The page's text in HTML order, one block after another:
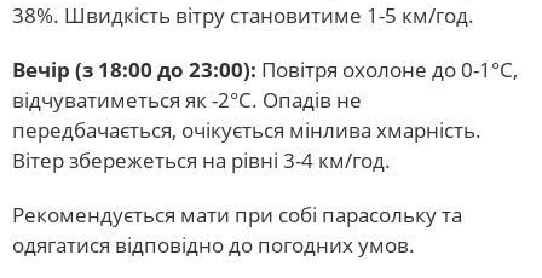
38%. Швидкість вітру становитиме 1-5 км/год.
Вечір (з 18:00 до 23:00): Повітря охолоне до 0-1°С,
відчуватиметься як -2°С. Опадів не
передбачається, очікується мінлива хмарність.
Вітер збережеться на рівні 3-4 км/год.
Рекомендується мати при собі парасольку та
одягатися відповідно до погодних умов.